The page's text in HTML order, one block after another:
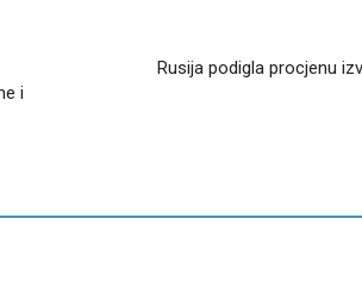
i
Rusija podigla procjenu